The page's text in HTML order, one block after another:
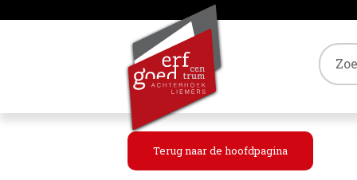
Terug naar de hoofdpagina